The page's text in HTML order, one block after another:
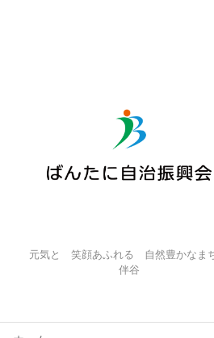
元気と 笑顔あふれる 自然豊かなま
伴谷